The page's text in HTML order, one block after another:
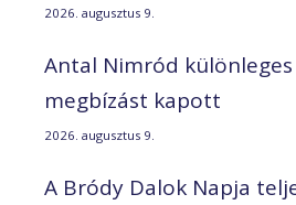
2026. augusztus 9.
Antal Nimród
megbízást kapott
2026. augusztus 9.
A Bródy Dalok Napja